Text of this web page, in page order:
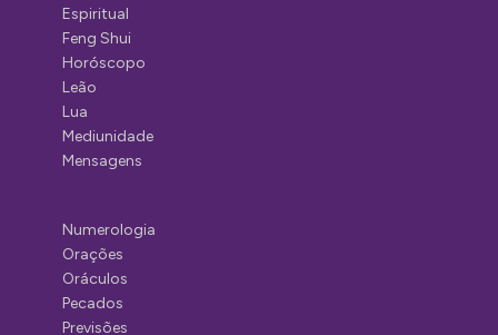
Espiritual
Feng Shui
Horóscopo
Leão
Lua
Mediunidade
Mensagens
Numerologia
Orações
Oráculos
Pecados
Previsões